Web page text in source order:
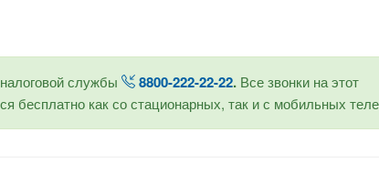
службы 8800-222-22-22. Все звонки на этот
бесплатно как со стационарных, так и с мобильных